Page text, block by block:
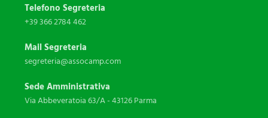
Telefono Segreteria
+39 366 2784 462
Mail Segreteria
segreteria@assocamp.com
Sede Amministrativa
Via Abbeveratoia 63/A - 43126 Parma